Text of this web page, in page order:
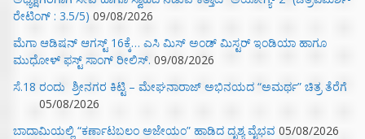
ರೇಟಿಂಗ್ : 3.5/5) 09/08/2026
ಮೆಗಾ ಆಡಿಷನ್ ಆಗಸ್ಟ್ 16ಕ್ಕೆ… ಎಸಿ ಮಿಸ್ ಅಂಡ್ ಮಿಸ್ಟರ್ ಇಂಡಿಯಾ ಹಾಗೂ
ಮುಧೋಳ್ ಫಸ್ಟ್ ಸಾಂಗ್ ರೀಲಿಸ್. 09/08/2026
ಸೆ.18 ರಂದು ಶ್ರೀನಗರ ಕಿಟ್ಟಿ – ಮೇಘನಾರಾಜ್ ಅಭಿನಯದ “ಅಮರ್ಥ” ಚಿತ್ರ ತೆರೆಗೆ
05/08/2026
ಬಾದಾಮಿಯಲ್ಲಿ “ಕರ್ಣಾಟಬಲಂ ಅಜೇಯಂ” ಹಾಡಿದ ದೃಶ್ಯ ವೈಭವ 05/08/2026